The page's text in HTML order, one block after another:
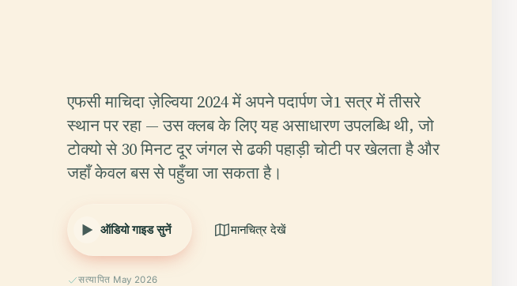
एफसी माचिदा ज़ेल्विया 2024 में अपने पदार्पण जे1 सत्र में तीसरे
स्थान पर रहा — उस क्लब के लिए यह असाधारण उपलब्धि थी, जो
टोक्यो से 30 मिनट दूर जंगल से ढकी पहाड़ी चोटी पर खेलता है और
जहाँ केवल बस से पहुँचा जा सकता है।
ऑडियो गाइड सुनें मानचित्र देखें
सत्यापित May 2026